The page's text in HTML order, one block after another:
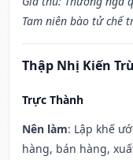
Tam niên bào tử chế
Thập Nhị Kiến
Trực Thành
Nên làm: Lập khế
hàng, bán hàng,